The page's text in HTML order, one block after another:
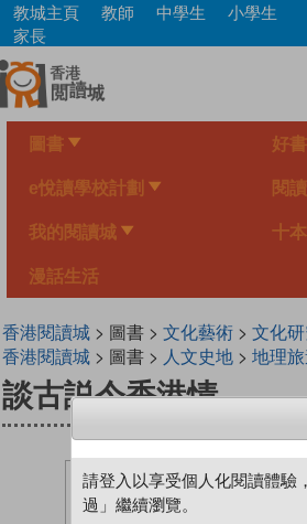
Skip
main
content
教城主頁 教師 中學生
小學生
家長
圖書 好
e悅讀學校計劃 閱
我的閱讀城 十
漫話生活
香港閱讀城> 圖書 > 文化藝術> 文化
香港閱讀城> 圖書 > 人文史地> 地理
談古説今香港情
請登入以享受個人化閱讀體驗
過」繼續瀏覽。